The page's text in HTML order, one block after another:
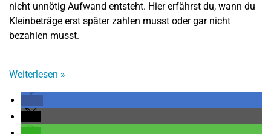
nicht unnötig Aufwand entsteht. Hier erfährst du, wann du
Kleinbeträge erst später zahlen musst oder gar nicht
bezahlen musst.
Weiterlesen »